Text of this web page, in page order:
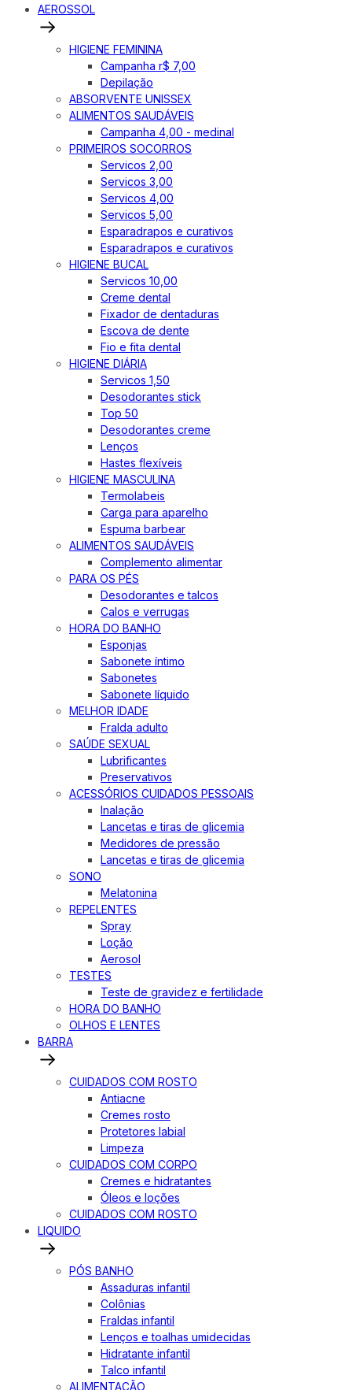
AEROSSOL
HIGIENE FEMININA
Campanha r$ 7,00
Depilação
ABSORVENTE UNISSEX
ALIMENTOS SAUDÁVEIS
Campanha 4,00 - medinal
PRIMEIROS SOCORROS
Servicos 2,00
Servicos 3,00
Servicos 4,00
Servicos 5,00
Esparadrapos e curativos
Esparadrapos e curativos
HIGIENE BUCAL
Servicos 10,00
Creme dental
Fixador de dentaduras
Escova de dente
Fio e fita dental
HIGIENE DIÁRIA
Servicos 1,50
Desodorantes stick
Top 50
Desodorantes creme
Lenços
Hastes flexíveis
HIGIENE MASCULINA
Termolabeis
Carga para aparelho
Espuma barbear
ALIMENTOS SAUDÁVEIS
Complemento alimentar
PARA OS PÉS
Desodorantes e talcos
Calos e verrugas
HORA DO BANHO
Esponjas
Sabonete íntimo
Sabonetes
Sabonete líquido
MELHOR IDADE
Fralda adulto
SAÚDE SEXUAL
Lubrificantes
Preservativos
ACESSÓRIOS CUIDADOS PESSOAIS
Inalação
Lancetas e tiras de glicemia
Medidores de pressão
Lancetas e tiras de glicemia
SONO
Melatonina
REPELENTES
Spray
Loção
Aerosol
TESTES
Teste de gravidez e fertilidade
HORA DO BANHO
OLHOS E LENTES
BARRA
CUIDADOS COM ROSTO
Antiacne
Cremes rosto
Protetores labial
Limpeza
CUIDADOS COM CORPO
Cremes e hidratantes
Óleos e loções
CUIDADOS COM ROSTO
LIQUIDO
PÓS BANHO
Assaduras infantil
Colônias
Fraldas infantil
Lenços e toalhas umidecidas
Hidratante infantil
Talco infantil
ALIMENTAÇÃO